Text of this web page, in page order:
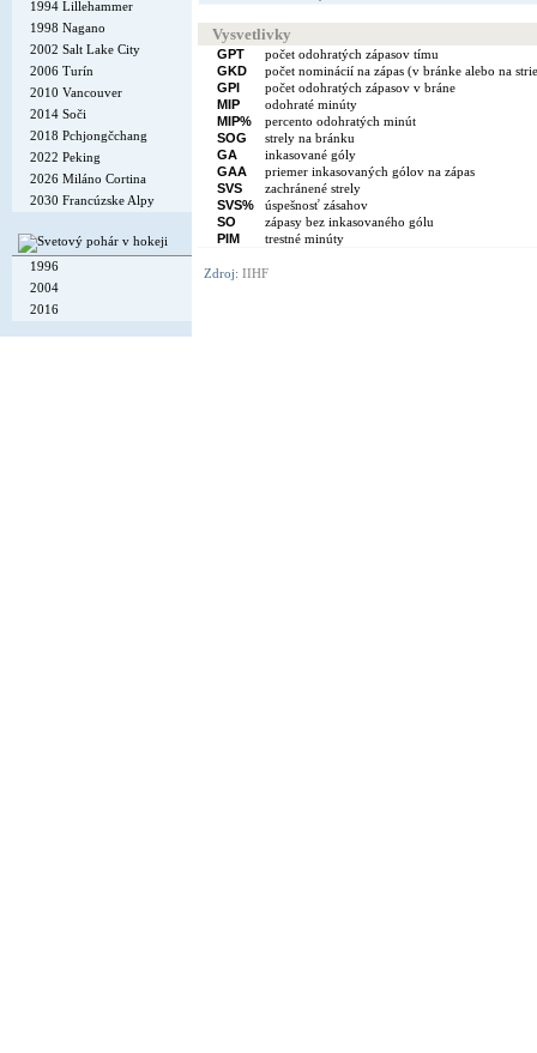
1994 Lillehammer
1998 Nagano
2002 Salt Lake City
2006 Turín
2010 Vancouver
2014 Soči
2018 Pchjongčchang
2022 Peking
2026 Miláno Cortina
2030 Francúzske Alpy
1996
2004
2016
Vysvetlivky
GPT
počet odohratých zápasov tímu
GKD
počet nominácií na zápas (v bránke alebo na
GPI
počet odohratých zápasov v bráne
MIP
odohraté minúty
MIP%
percento odohratých minút
SOG
strely na bránku
GA
inkasované góly
GAA
priemer inkasovaných gólov na zápas
SVS
zachránené strely
SVS%
úspešnosť zásahov
SO
zápasy bez inkasovaného gólu
PIM
trestné minúty
Zdroj: IIHF